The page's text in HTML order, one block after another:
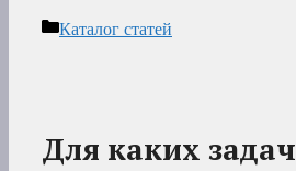
Рубрики
Каталог статей
Для каких задач